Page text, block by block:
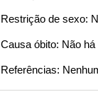
Restrição de sexo:
Causa óbito: Não
Referências: